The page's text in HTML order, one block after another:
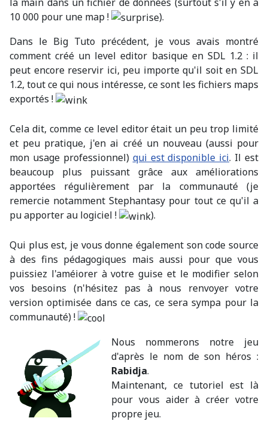
10 000 pour une map !
).
Dans le Big Tuto précédent, je vous avais montré
comment créé un level editor basique en SDL 1.2 : il
peut encore reservir ici, peu importe qu'il soit en SDL
1.2, tout ce qui nous intéresse, ce sont les fichiers maps
exportés !
Cela dit, comme ce level editor était un peu trop limité
et peu pratique, j'en ai créé un nouveau (aussi pour
mon usage professionnel) qui est disponible ici. Il est
beaucoup plus puissant grâce aux améliorations
apportées régulièrement par la communauté (je
remercie notamment Stephantasy pour tout ce qu'il a
pu apporter au logiciel !
).
Qui plus est, je vous donne également son code source
à des fins pédagogiques mais aussi pour que vous
puissiez l'améiorer à votre guise et le modifier selon
vos besoins (n'hésitez pas à nous renvoyer votre
version optimisée dans ce cas, ce sera sympa pour la
communauté) !
Nous nommerons notre jeu
d'après le nom de son héros :
Rabidja.
Maintenant, ce tutoriel est là
pour vous aider à créer votre
propre jeu.